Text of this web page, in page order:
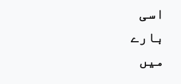
اسی
بارے
میں